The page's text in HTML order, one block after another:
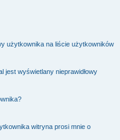
użytkownika na liście użytkowników
jest wyświetlany nieprawidłowy
witryna prosi mnie o